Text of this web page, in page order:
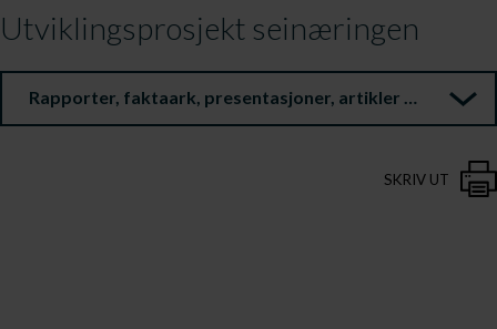
Utviklingsprosjekt seinæringen
Rapporter, faktaark, presentasjoner, artikler m.m.
SKRIV UT